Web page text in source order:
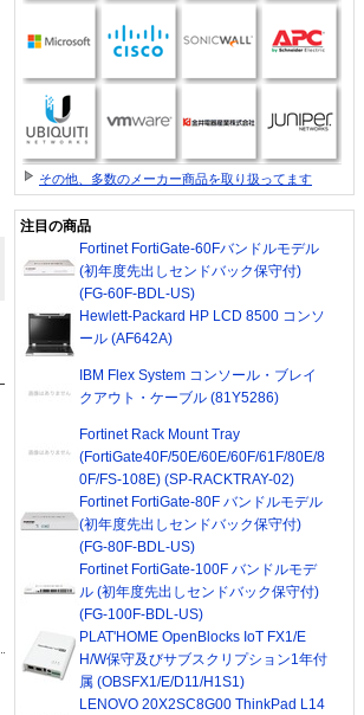
その他、多数のメーカー商品を取り扱ってます
注目の商品
Fortinet FortiGate-60Fバンドルモデル
(初年度先出しセンドバック保守付)
(FG-60F-BDL-US)
Hewlett-Packard HP LCD 8500 コンソ
ール (AF642A)
IBM Flex System コンソール・ブレイ
クアウト・ケーブル (81Y5286)
Fortinet Rack Mount Tray
(FortiGate40F/50E/60E/60F/61F/80E/8
0F/FS-108E) (SP-RACKTRAY-02)
Fortinet FortiGate-80F バンドルモデル
(初年度先出しセンドバック保守付)
(FG-80F-BDL-US)
Fortinet FortiGate-100F バンドルモデ
ル (初年度先出しセンドバック保守付)
(FG-100F-BDL-US)
PLAT'HOME OpenBlocks IoT FX1/E
H/W保守及びサブスクリプション1年付
属 (OBSFX1/E/D11/H1S1)
LENOVO 20X2SC8G00 ThinkPad L14